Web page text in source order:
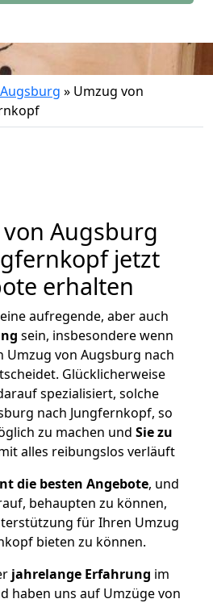
» Umzug von
Augsburg
jetzt
erhalten
aufregende, aber auch
sein, insbesondere wenn
Umzug von Augsburg nach
Glücklicherweise
spezialisiert, solche
nach Jungfernkopf, so
zu machen und Sie zu
alles reibungslos verläuft
die besten Angebote, und
behaupten zu können,
für Ihren Umzug
bieten zu können.
jahrelange Erfahrung im
haben uns auf Umzüge von